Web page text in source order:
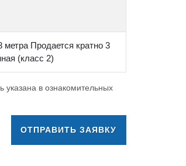
Продается кратно 3
(класс 2)
в ознакомительных
ОТПРАВИТЬ ЗАЯВКУ